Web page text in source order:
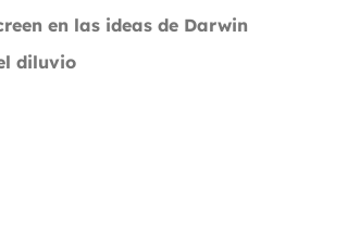
en las ideas de Darwin
diluvio